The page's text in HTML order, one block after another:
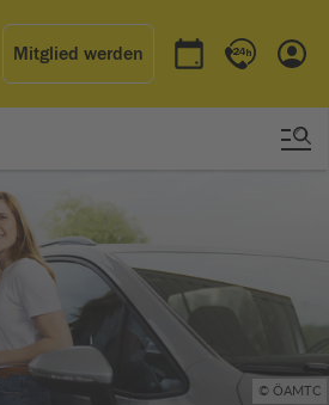
Mitglied werden
Termin buchen
Kontakt &
© ÖAMTC